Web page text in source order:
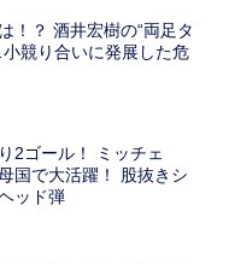
！？ 酒井宏樹の“両足タ
競り合いに発展した危
2ゴール！ ミッチェ
国で大活躍！ 股抜きシ
ッド弾